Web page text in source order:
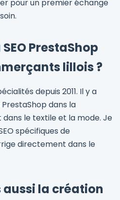
pour un premier échange
PrestaShop
lillois ?
depuis 2011. Il y a
dans la
le textile et la mode. Je
spécifiques de
directement dans le
la création